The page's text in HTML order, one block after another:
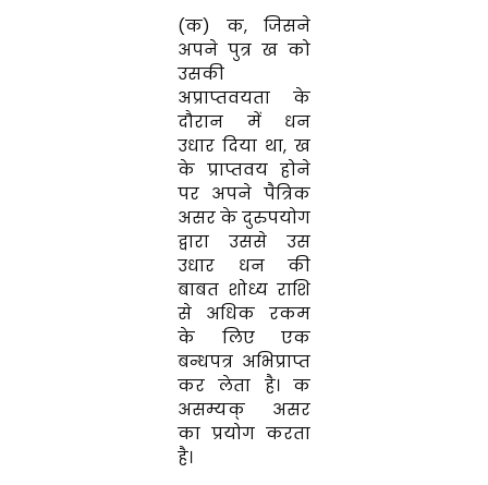
(क) क, जिसने
अपने पुत्र ख को
उसकी
अप्राप्तवयता के
दौरान में धन
उधार दिया था, ख
के प्राप्तवय होने
पर अपने पैत्रिक
असर के दुरुपयोग
द्वारा उससे उस
उधार धन की
बाबत शोध्य राशि
से अधिक रकम
के लिए एक
बन्धपत्र अभिप्राप्त
कर लेता है। क
असम्यक् असर
का प्रयोग करता
है।